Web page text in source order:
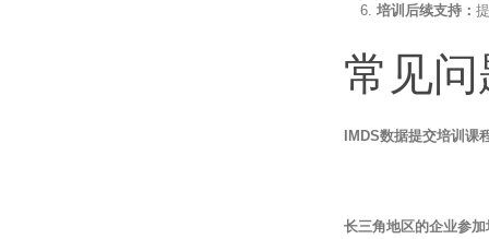
培训后续支持：
常见
IMDS数据提交培训课
长三角地区的企业参